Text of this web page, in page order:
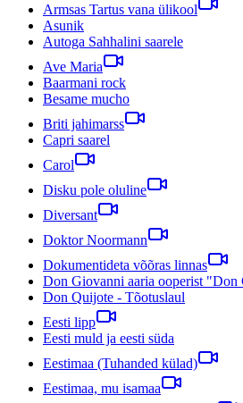
Armsas Tartus vana ülikool
Asunik
Autoga Sahhalini saarele
Ave Maria
Baarmani rock
Besame mucho
Briti jahimarss
Capri saarel
Carol
Disku pole oluline
Diversant
Doktor Noormann
Dokumentideta võõras linnas
Don Giovanni aaria ooperist "Don
Don Quijote - Tõotuslaul
Eesti lipp
Eesti muld ja eesti süda
Eestimaa (Tuhanded külad)
Eestimaa, mu isamaa